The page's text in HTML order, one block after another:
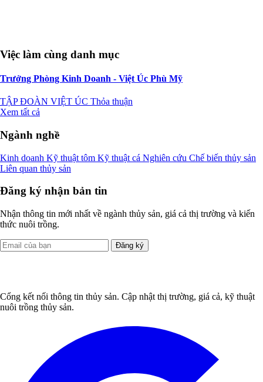
Việc làm cùng danh mục
Trưởng Phòng Kinh Doanh - Việt Úc Phù Mỹ
TẬP ĐOÀN VIỆT ÚC Thỏa thuận
Xem tất cả
Ngành nghề
Kinh doanh Kỹ thuật tôm Kỹ thuật cá Nghiên cứu Chế biến thủy sản
Liên quan thủy sản
Đăng ký nhận bản tin
Nhận thông tin mới nhất về ngành thủy sản, giá cả thị trường và kiến
thức nuôi trồng.
Đăng ký
Cổng kết nối thông tin thủy sản. Cập nhật thị trường, giá cả, kỹ thuật
nuôi trồng thủy sản.